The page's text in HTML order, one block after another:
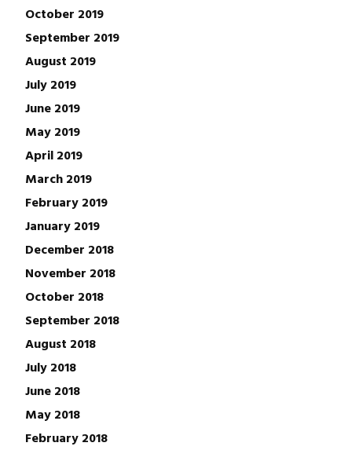
October 2019
September 2019
August 2019
July 2019
June 2019
May 2019
April 2019
March 2019
February 2019
January 2019
December 2018
November 2018
October 2018
September 2018
August 2018
July 2018
June 2018
May 2018
February 2018